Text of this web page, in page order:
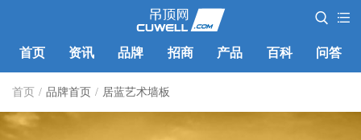
首页 资讯 品牌 招商 产品 百科 问答
首页 / 品牌首页 / 居蓝艺术墙板